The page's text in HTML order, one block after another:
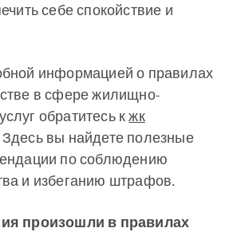
себе спокойствие и
информацией о правилах
в сфере жилищно-
обратитесь кжк
Здесь вы найдете полезные
по соблюдению
и избеганию штрафов.
произошли в правилах